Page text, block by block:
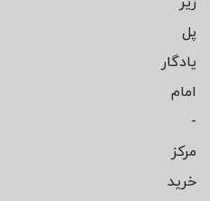
پل
یادگار
امام
-
مرکز
خرید